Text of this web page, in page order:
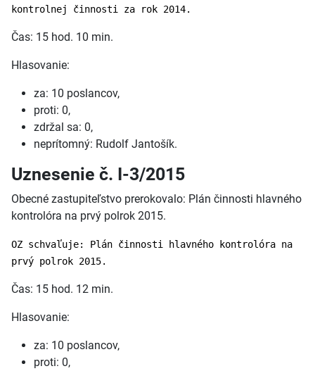
kontrolnej činnosti za rok 2014.
Čas: 15 hod. 10 min.
Hlasovanie:
za: 10 poslancov,
proti: 0,
zdržal sa: 0,
neprítomný: Rudolf Jantošík.
Uznesenie č. I-3/2015
Obecné zastupiteľstvo prerokovalo: Plán činnosti hlavného
kontrolóra na prvý polrok 2015.
OZ schvaľuje: Plán činnosti hlavného kontrolóra na
prvý polrok 2015.
Čas: 15 hod. 12 min.
Hlasovanie:
za: 10 poslancov,
proti: 0,